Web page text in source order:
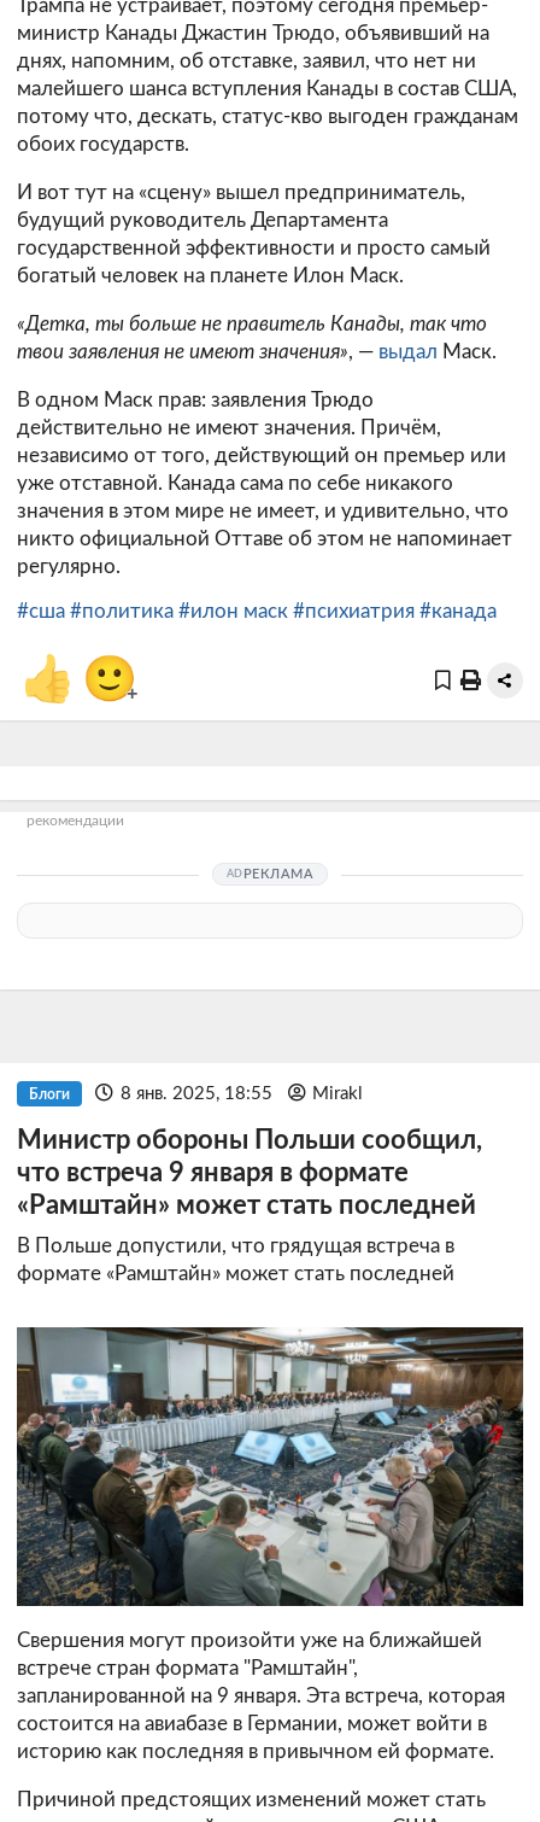
Трампа не устраивает, поэтому сегодня премьер-
министр Канады Джастин Трюдо, объявивший на
днях, напомним, об отставке, заявил, что нет ни
малейшего шанса вступления Канады в состав США,
потому что, дескать, статус-кво выгоден гражданам
обоих государств.
И вот тут на «сцену» вышел предприниматель,
будущий руководитель Департамента
государственной эффективности и просто самый
богатый человек на планете Илон Маск.
«Детка, ты больше не правитель Канады, так что
твои заявления не имеют значения», — выдал Маск.
В одном Маск прав: заявления Трюдо
действительно не имеют значения. Причём,
независимо от того, действующий он премьер или
уже отставной. Канада сама по себе никакого
значения в этом мире не имеет, и удивительно, что
никто официальной Оттаве об этом не напоминает
регулярно.
#сша #политика #илон маск #психиатрия #канада
👍 🙂+
рекомендации
РЕКЛАМА
Блоги 8 янв. 2025, 18:55 Mirakl
Министр обороны Польши сообщил,
что встреча 9 января в формате
«Рамштайн» может стать последней
В Польше допустили, что грядущая встреча в
формате «Рамштайн» может стать последней
Свершения могут произойти уже на ближайшей
встрече стран формата "Рамштайн",
запланированной на 9 января. Эта встреча, которая
состоится на авиабазе в Германии, может войти в
историю как последняя в привычном ей формате.
Причиной предстоящих изменений может стать